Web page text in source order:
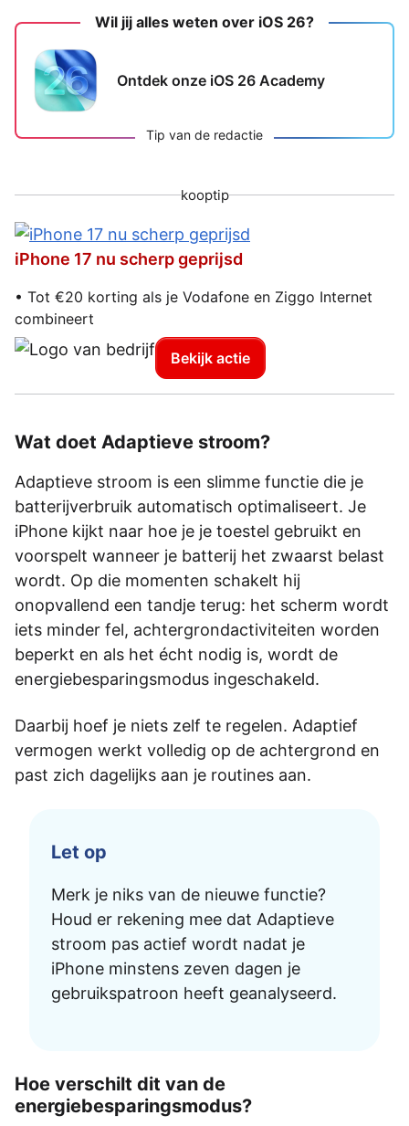
Wil jij alles weten over iOS 26?
Tip van de redactie
Ontdek onze iOS 26 Academy
kooptip
iPhone 17 nu scherp geprijsd
• Tot €20 korting als je Vodafone en Ziggo Internet
combineert
Bekijk actie
Wat doet Adaptieve stroom?
Adaptieve stroom is een slimme functie die je
batterijverbruik automatisch optimaliseert. Je
iPhone kijkt naar hoe je je toestel gebruikt en
voorspelt wanneer je batterij het zwaarst belast
wordt. Op die momenten schakelt hij
onopvallend een tandje terug: het scherm wordt
iets minder fel, achtergrondactiviteiten worden
beperkt en als het écht nodig is, wordt de
energiebesparingsmodus ingeschakeld.
Daarbij hoef je niets zelf te regelen. Adaptief
vermogen werkt volledig op de achtergrond en
past zich dagelijks aan je routines aan.
Let op
Merk je niks van de nieuwe functie?
Houd er rekening mee dat Adaptieve
stroom pas actief wordt nadat je
iPhone minstens zeven dagen je
gebruikspatroon heeft geanalyseerd.
Hoe verschilt dit van de
energiebesparingsmodus?